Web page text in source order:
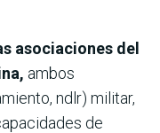
asociaciones del
ambos
ndlr) militar,
de